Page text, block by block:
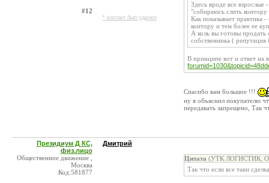
#12
* контакт был удален
Здесь вроде все взрослые
"собираюсь слить
Как показывает практика
контору и тем более ее
А коль вы готовы продать
собственника (
В принципе вот и ответ на
Спасибо вам большое !!!
ну я объяснил покупателю
передавать запрещено, Так
Президиум Д КС,
физ.лицо
Общественное движение ,
Москва
Код:581877
Дмитрий
Цитата (УТК ЛОГИСТИК,
Так что если все таки